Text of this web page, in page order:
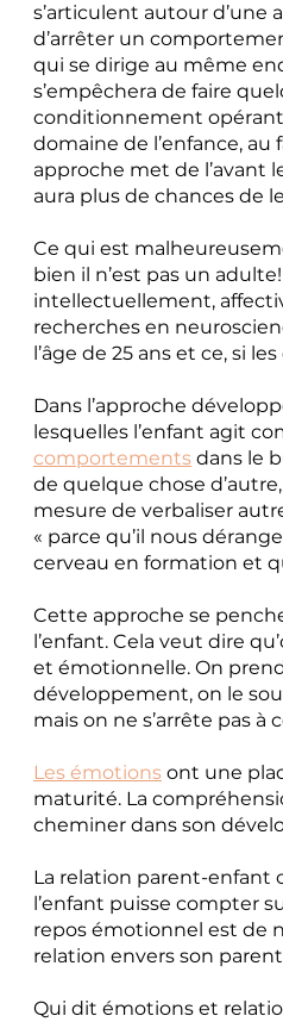
s’articulent autour
d’arrêter un
qui se dirige au même
s’empêchera de faire
conditionnement opérant
domaine de l’enfance,
approche met de l’avant
aura plus de chances de
Ce qui est
bien il n’est pas un
intellectuellement,
recherches en
l’âge de 25 ans et ce, si
Dans l’approche
lesquelles l’enfant agit
comportements dans le
de quelque chose
mesure de verbaliser
« parce qu’il nous
cerveau en formation et
Cette approche se
l’enfant. Cela veut dire
et émotionnelle. On
développement, on le
mais on ne s’arrête pas à
Les émotions ont une
maturité. La
cheminer dans son
La relation parent-enfant
l’enfant puisse compter
repos émotionnel est de
relation envers son
Qui dit émotions et